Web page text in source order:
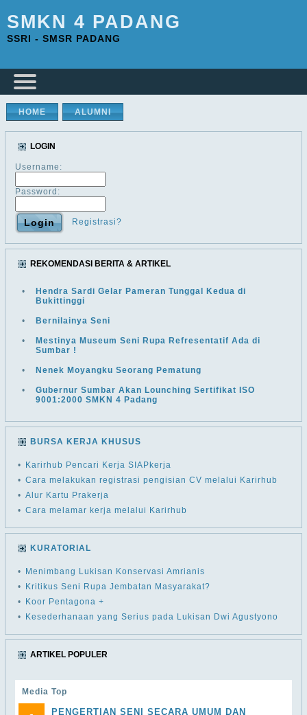
SMKN 4 PADANG
SSRI - SMSR PADANG
HOME ALUMNI
LOGIN
Username:
Password:
Registrasi?
REKOMENDASI BERITA & ARTIKEL
•
Hendra Sardi Gelar Pameran Tunggal Kedua di
Bukittinggi
• Bernilainya Seni
•
Mestinya Museum Seni Rupa Refresentatif Ada di
Sumbar !
• Nenek Moyangku Seorang Pematung
•
Gubernur Sumbar Akan Lounching Sertifikat ISO
9001:2000 SMKN 4 Padang
BURSA KERJA KHUSUS
•
Karirhub Pencari Kerja SIAPkerja
• Cara melakukan registrasi pengisian CV melalui Karirhub
• Alur Kartu Prakerja
• Cara melamar kerja melalui Karirhub
KURATORIAL
•
Menimbang Lukisan Konservasi Amrianis
•
Kritikus Seni Rupa Jembatan Masyarakat?
•
Koor Pentagona +
•
Kesederhanaan yang Serius pada Lukisan Dwi Agustyono
ARTIKEL POPULER
Media Top
PENGERTIAN SENI SECARA UMUM DAN